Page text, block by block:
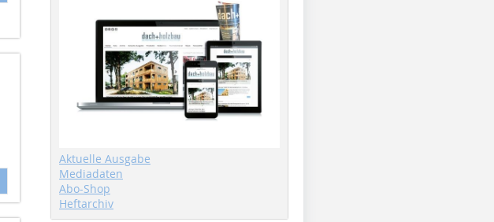
Aktuelle Ausgabe
Mediadaten
Abo-Shop
Heftarchiv